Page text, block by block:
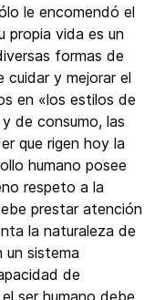
le encomendó el
propia vida es un
formas de
y mejorar el
en «los estilos de
de consumo, las
que rigen hoy la
humano posee
respeto a la
prestar atención
la naturaleza de
un sistema
de
ser humano debe